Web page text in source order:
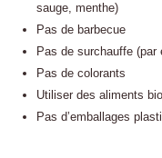
sauge, menthe)
Pas de barbecue
Pas de surchauffe
Pas de colorants
Utiliser des aliments
Pas d’emballages